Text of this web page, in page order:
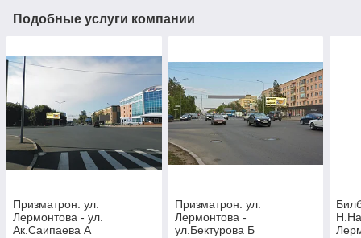
Подобные услуги компании
Призматрон: ул.
Лермонтова - ул.
Ак.Саипаева А
Призматрон: ул.
Лермонтова -
ул.Бектурова Б